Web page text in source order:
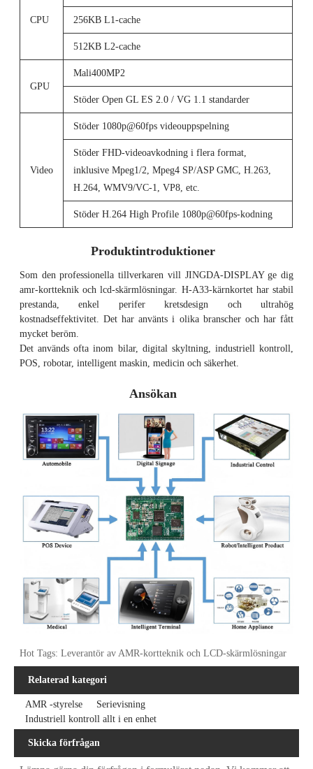
CPU 256KB L1-cache
512KB L2-cache
GPU
Mali400MP2
Stöder Open GL ES 2.0 / VG 1.1 standarder
Video
Stöder 1080p@60fps videouppspelning
Stöder FHD-videoavkodning i flera format,
inklusive Mpeg1/2, Mpeg4 SP/ASP GMC, H.263,
H.264, WMV9/VC-1, VP8, etc.
Stöder H.264 High Profile 1080p@60fps-kodning
Produktintroduktioner
Som den professionella tillverkaren vill JINGDA-DISPLAY ge dig
amr-kortteknik och lcd-skärmlösningar. H-A33-kärnkortet har stabil
prestanda, enkel perifer kretsdesign och ultrahög
kostnadseffektivitet. Det har använts i olika branscher och har fått
mycket beröm.
Det används ofta inom bilar, digital skyltning, industriell kontroll,
POS, robotar, intelligent maskin, medicin och säkerhet.
Ansökan
Hot Tags: Leverantör av AMR-kortteknik och LCD-skärmlösningar
Relaterad kategori
AMR -styrelse
Serievisning
Industriell kontroll allt i en enhet
Skicka förfrågan